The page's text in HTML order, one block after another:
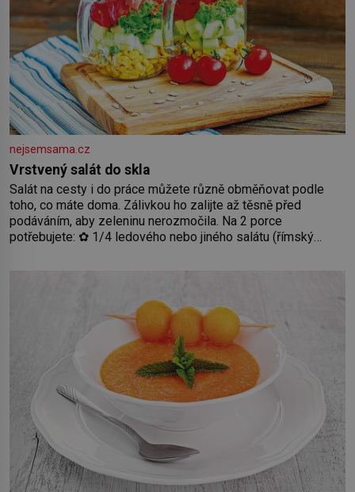
nejsemsama.cz
Vrstvený salát do skla
Salát na cesty i do práce můžete různě obměňovat podle
toho, co máte doma. Zálivkou ho zalijte až těsně před
podáváním, aby zeleninu nerozmočila. Na 2 porce
potřebujete: ✿ 1/4 ledového nebo jiného salátu (římský
2 rajčata Zálivka: ✿ 4 lžíce olivového oleje ✿ 1 lžíci citronové